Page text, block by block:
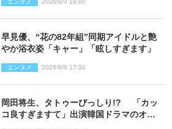
エンタメ 2026/8/9 18:00
早見優、“花の82年組”同期アイドルと艶
やか浴衣姿「キャー」「眩しすぎます」
エンタメ 2026/8/9 17:30
岡田将生、タトゥーびっしり!? 「カッ
コ良すぎますて」出演韓国ドラマのオフ